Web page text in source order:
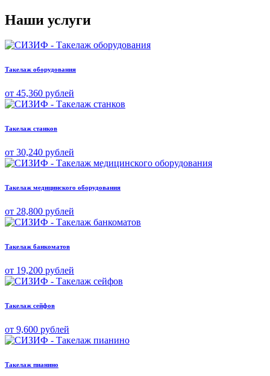
Наши услуги
Такелаж оборудования
от 45,360 рублей
Такелаж станков
от 30,240 рублей
Такелаж медицинского оборудования
от 28,800 рублей
Такелаж банкоматов
от 19,200 рублей
Такелаж сейфов
от 9,600 рублей
Такелаж пианино